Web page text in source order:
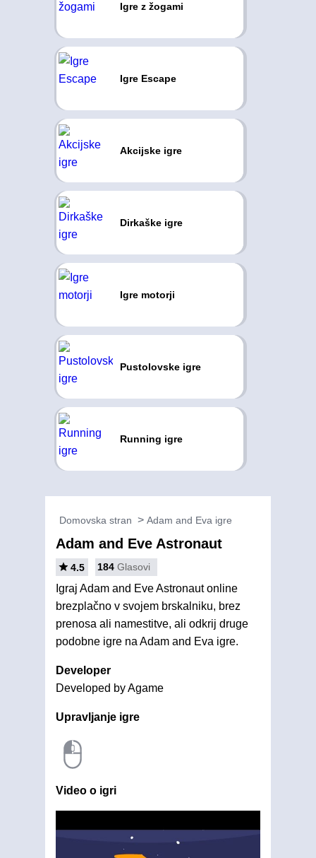
Igre z žogami
Igre Escape
Akcijske igre
Dirkaške igre
Igre motorji
Pustolovske igre
Running igre
Domovska stran Adam and Eva igre
Adam and Eve Astronaut
4.5 184 Glasovi
Igraj Adam and Eve Astronaut online
brezplačno v svojem brskalniku, brez
prenosa ali namestitve, ali odkrij druge
podobne igre na Adam and Eva igre.
Developer
Developed by Agame
Upravljanje igre
Video o igri